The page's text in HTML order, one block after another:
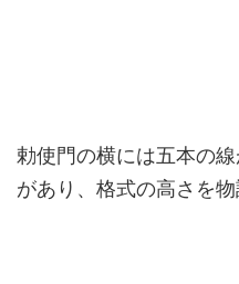
勅使門の横には五本の
があり、格式の高さを物